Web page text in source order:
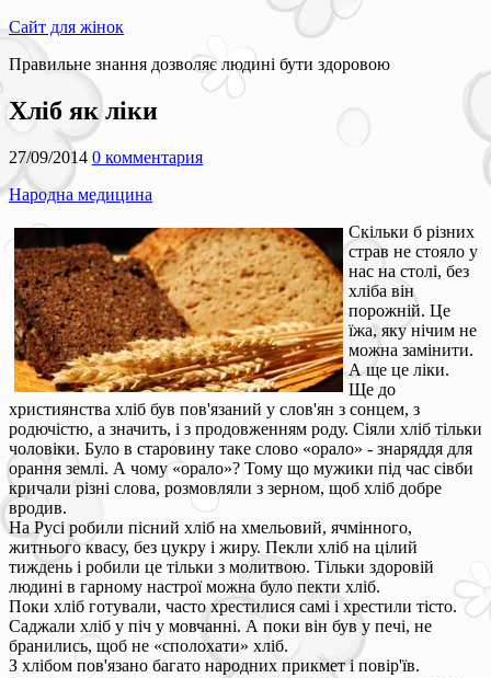
Сайт для жінок
Правильне знання дозволяє людині бути здоровою
Хліб як ліки
27/09/2014 0 комментария
Народна медицина
Скільки б різних
страв не стояло у
нас на столі, без
хліба він
порожній. Це
їжа, яку нічим не
можна замінити.
А ще це ліки.
Ще до
християнства хліб був пов'язаний у слов'ян з сонцем, з
родючістю, а значить, і з продовженням роду. Сіяли хліб тільки
чоловіки. Було в старовину таке слово «орало» - знаряддя для
орання землі. А чому «орало»? Тому що мужики під час сівби
кричали різні слова, розмовляли з зерном, щоб хліб добре
вродив.
На Русі робили пісний хліб на хмельовий, ячмінного,
житнього квасу, без цукру і жиру. Пекли хліб на цілий
тиждень і робили це тільки з молитвою. Тільки здоровій
людині в гарному настрої можна було пекти хліб.
Поки хліб готували, часто хрестилися самі і хрестили тісто.
Саджали хліб у піч у мовчанні. А поки він був у печі, не
бранились, щоб не «сполохати» хліб.
З хлібом пов'язано багато народних прикмет і повір'їв.